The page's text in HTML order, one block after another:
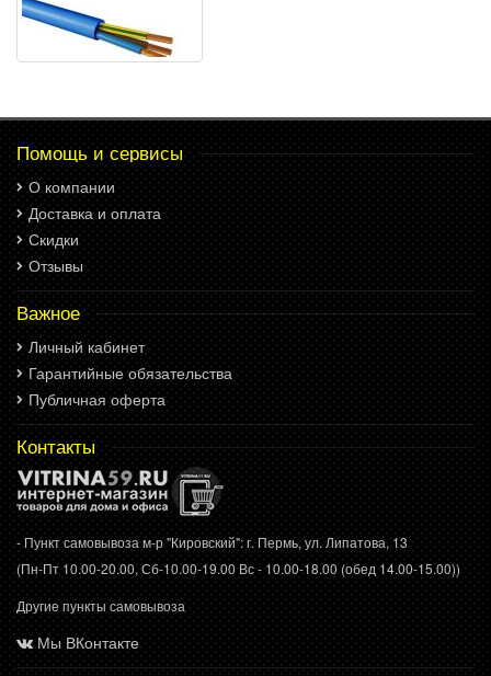
Помощь и сервисы
О компании
Доставка и оплата
Скидки
Отзывы
Важное
Личный кабинет
Гарантийные обязательства
Публичная оферта
Контакты
- Пункт самовывоза м-р "Кировский": г. Пермь, ул. Липатова, 13
(Пн-Пт 10.00-20.00, Сб-10.00-19.00 Вс - 10.00-18.00 (обед 14.00-15.00))
Другие пункты самовывоза
Мы ВКонтакте